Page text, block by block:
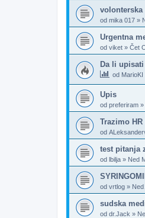
volonterska
od mika 017 »
Urgentna
od viket » Čet
Da li
od MarioKI
Upis
od preferiram »
Trazimo HR
od
test pitanja
od lbilja » Ned
od vrtlog »
sudska
od dr.Jack »